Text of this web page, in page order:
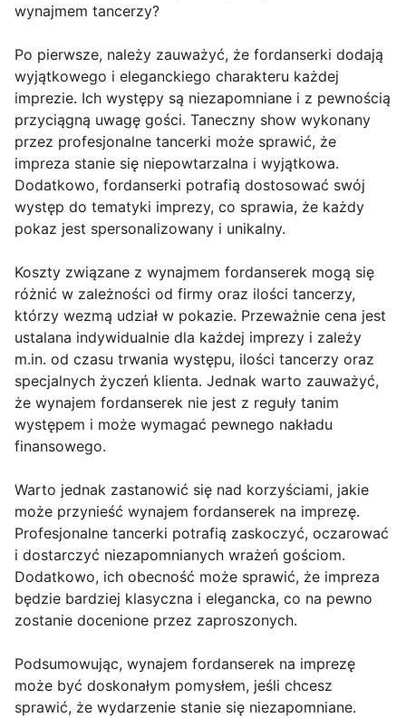
wynajmem tancerzy?
Po pierwsze, należy zauważyć, że fordanserki dodają
wyjątkowego i eleganckiego charakteru każdej
imprezie. Ich występy są niezapomniane i z pewnością
przyciągną uwagę gości. Taneczny show wykonany
przez profesjonalne tancerki może sprawić, że
impreza stanie się niepowtarzalna i wyjątkowa.
Dodatkowo, fordanserki potrafią dostosować swój
występ do tematyki imprezy, co sprawia, że każdy
pokaz jest spersonalizowany i unikalny.
Koszty związane z wynajmem fordanserek mogą się
różnić w zależności od firmy oraz ilości tancerzy,
którzy wezmą udział w pokazie. Przeważnie cena jest
ustalana indywidualnie dla każdej imprezy i zależy
m.in. od czasu trwania występu, ilości tancerzy oraz
specjalnych życzeń klienta. Jednak warto zauważyć,
że wynajem fordanserek nie jest z reguły tanim
występem i może wymagać pewnego nakładu
finansowego.
Warto jednak zastanowić się nad korzyściami, jakie
może przynieść wynajem fordanserek na imprezę.
Profesjonalne tancerki potrafią zaskoczyć, oczarować
i dostarczyć niezapomnianych wrażeń gościom.
Dodatkowo, ich obecność może sprawić, że impreza
będzie bardziej klasyczna i elegancka, co na pewno
zostanie docenione przez zaproszonych.
Podsumowując, wynajem fordanserek na imprezę
może być doskonałym pomysłem, jeśli chcesz
sprawić, że wydarzenie stanie się niezapomniane.